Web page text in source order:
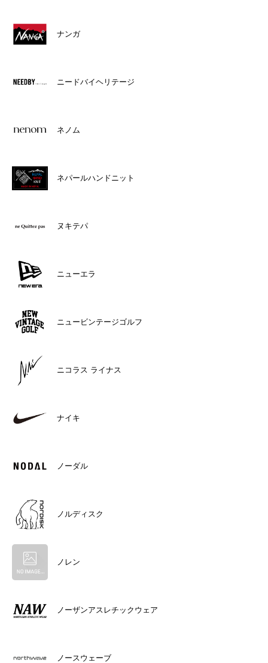
ナンガ
ニードバイヘリテージ
ネノム
ネパールハンドニット
ヌキテパ
ニューエラ
ニュービンテージゴルフ
ニコラス ライナス
ナイキ
ノーダル
ノルディスク
ノレン
ノーザンアスレチックウェア
ノースウェーブ